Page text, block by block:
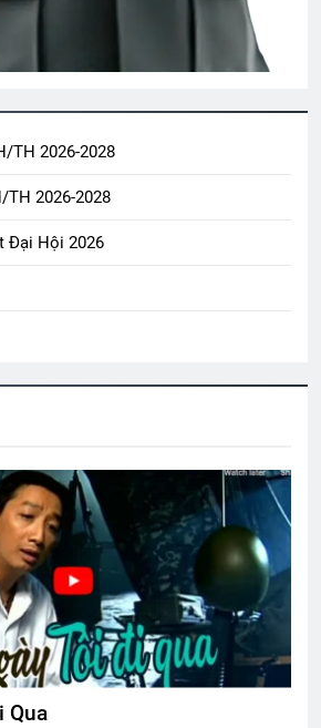
YÊU & TÌNH BẠN (Emily Bronte)
Ago
Niệm Một Thời
Ago
Nhạc … của Đỗ Trọng Đạt K29
Ago
QUÊ
Ago
GIẤY (Rabindranath Tagore)
Ago
TH 2026-2028
TH 2026-2028
Đại Hội 2026
Qua